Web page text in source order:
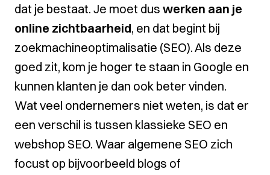
dat je bestaat. Je moet dus werken aan je
online zichtbaarheid, en dat begint bij
zoekmachineoptimalisatie (SEO). Als deze
goed zit, kom je hoger te staan in Google en
kunnen klanten je dan ook beter vinden.
Wat veel ondernemers niet weten, is dat er
een verschil is tussen klassieke SEO en
webshop SEO. Waar algemene SEO zich
focust op bijvoorbeeld blogs of